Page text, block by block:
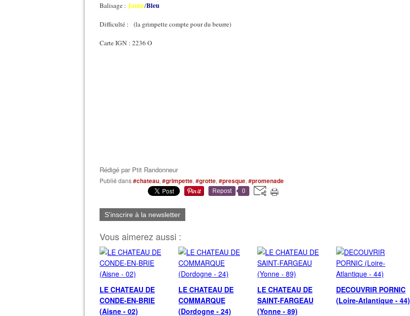
Balisage : Jaune/Bleu
Difficulté : (la grimpette compte pour du beurre)
Carte IGN : 2236 O
Rédigé par Ptit Randonneur
Publié dans#chateau, #grimpette, #grotte, #presque, #promenade
Repost 0
S'inscrire à la newsletter
Vous aimerez aussi :
LE CHATEAU DE
CONDE-EN-BRIE
(Aisne - 02)
LE CHATEAU DE
COMMARQUE
(Dordogne - 24)
LE CHATEAU DE
SAINT-FARGEAU
(Yonne - 89)
DECOUVRIR PORNIC
(Loire-Atlantique - 44)